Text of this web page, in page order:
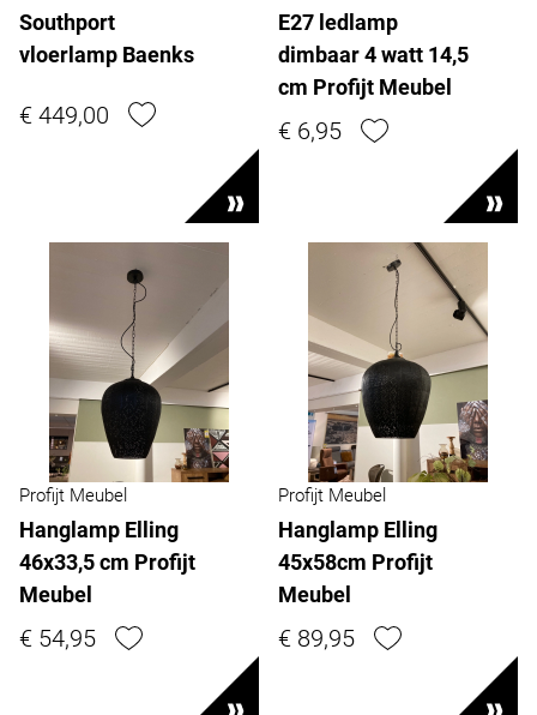
Southport
vloerlamp Baenks
€ 449,00
E27 ledlamp
dimbaar 4 watt 14,5
cm Profijt Meubel
€ 6,95
Profijt Meubel
Hanglamp Elling
46x33,5 cm Profijt
Meubel
€ 54,95
Profijt Meubel
Hanglamp Elling
45x58cm Profijt
Meubel
€ 89,95